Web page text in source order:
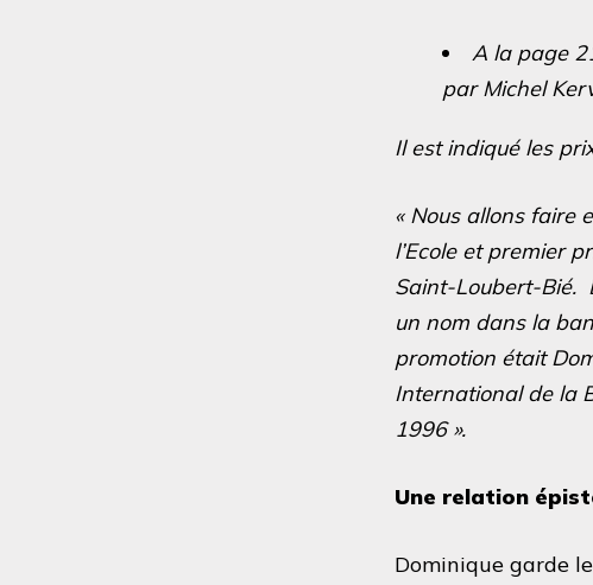
A la page
par Michel
Il est indiqué les
« Nous allons faire
l’Ecole et premier
Saint-Loubert-Bié.
un nom dans la
promotion était
International de la
1996 ».
Une relation
Dominique garde